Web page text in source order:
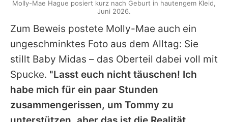
Zum Beweis postete Molly-Mae auch ein
ungeschminktes Foto aus dem Alltag: Sie
stillt Baby Midas – das Oberteil dabei voll mit
Spucke. "Lasst euch nicht täuschen! Ich
habe mich für ein paar Stunden
zusammengerissen, um Tommy zu
Molly-Mae Hague posiert kurz nach Geburt in hautengem Kleid,
Juni 2026.